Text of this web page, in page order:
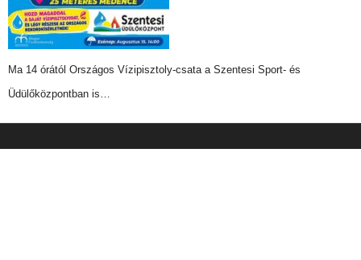
Ma 14 órától Országos Vízipisztoly-csata a Szentesi Sport- és
Üdülőközpontban is…